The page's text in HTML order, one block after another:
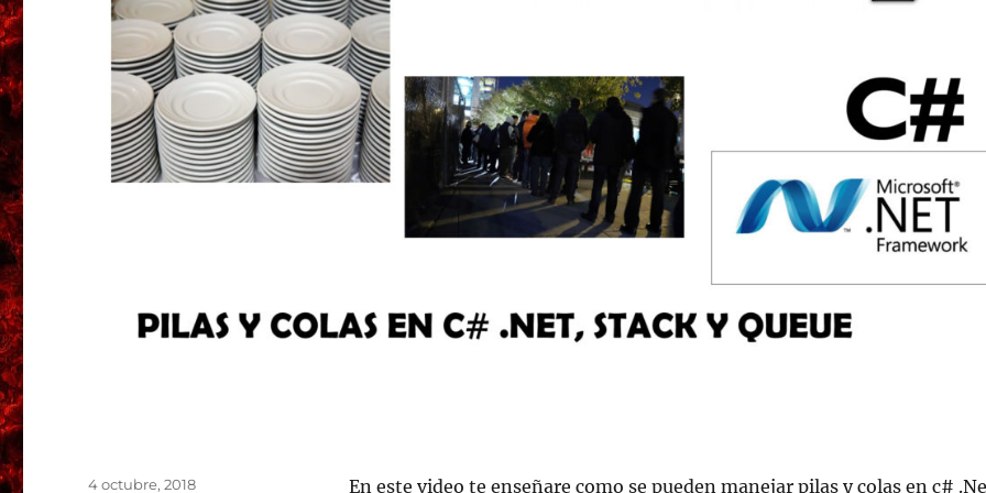
En este video te enseñare como se pueden manejar pilas y colas en c#
Publicado
4 octubre, 2018